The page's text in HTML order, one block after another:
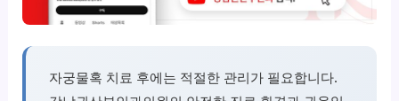
자궁물혹 치료 후에는 적절한 관리가 필요합니다.